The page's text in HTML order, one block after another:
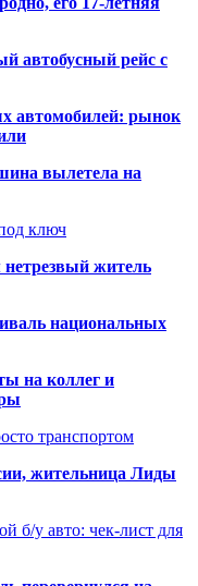
автобусный рейс с
автомобилей: рынок
вылетела на
ключ
житель
национальных
на коллег и
транспортом
жительница Лиды
б/у авто: чек-лист для